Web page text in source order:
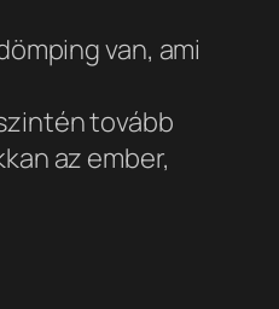
van, ami
tovább
az ember,